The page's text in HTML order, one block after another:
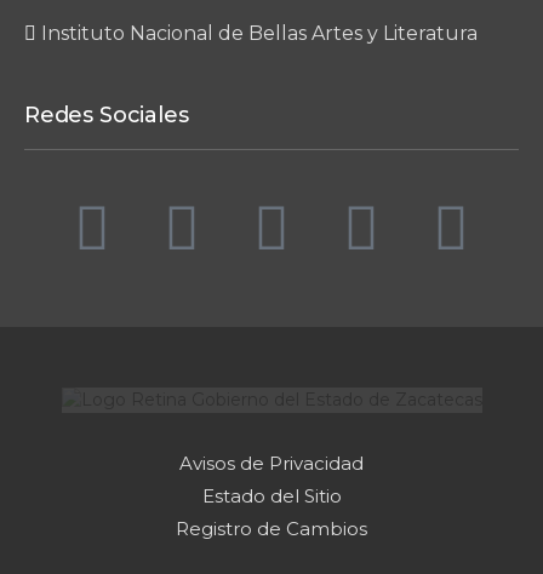
Instituto Nacional de Bellas Artes y Literatura
Redes Sociales
Avisos de Privacidad
Estado del Sitio
Registro de Cambios